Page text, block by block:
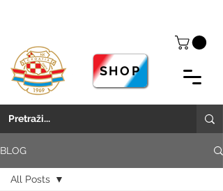
SHOP
BLOG
All Posts